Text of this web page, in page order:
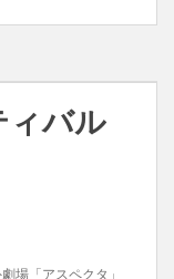
ィバル
場「アスペクタ」